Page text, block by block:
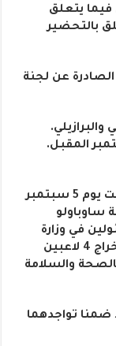
سويسري فيما يتعلق
بالتحضير
الصادرة عن لجنة
وكانت مباراة البرازيل والأرجنتين التي أُقيمت يوم 5 سبتمبر
ساوباولو
في وزارة
الصحة البرازيلية للملعب، ومطالبتهم بإخراج 4 لاعبين
والسلامة
ضمنا تواجدهما